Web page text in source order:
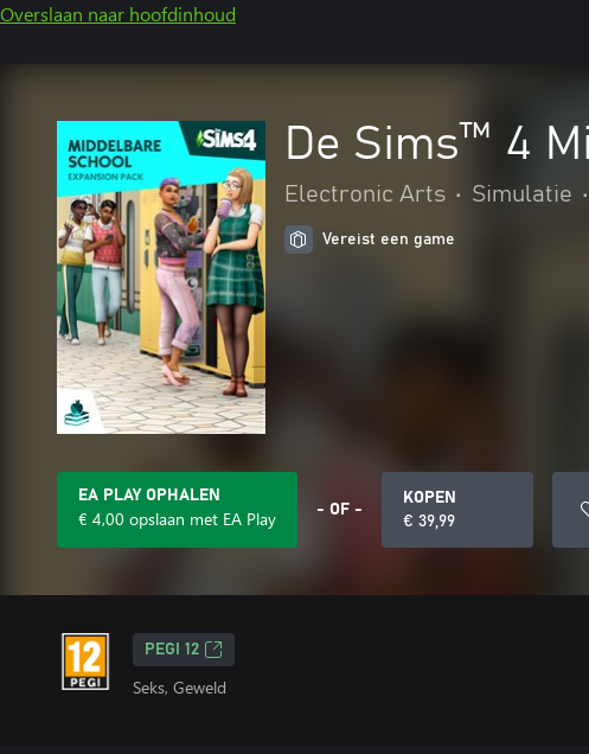
Overslaan naar hoofdinhoud
De Sims™ 4
Electronic Arts • Simulatie •
Vereist een game
EA PLAY OPHALEN
€ 4,00 opslaan met EA Play - OF -
KOPEN
€ 39,99
PEGI 12
Seks, Geweld